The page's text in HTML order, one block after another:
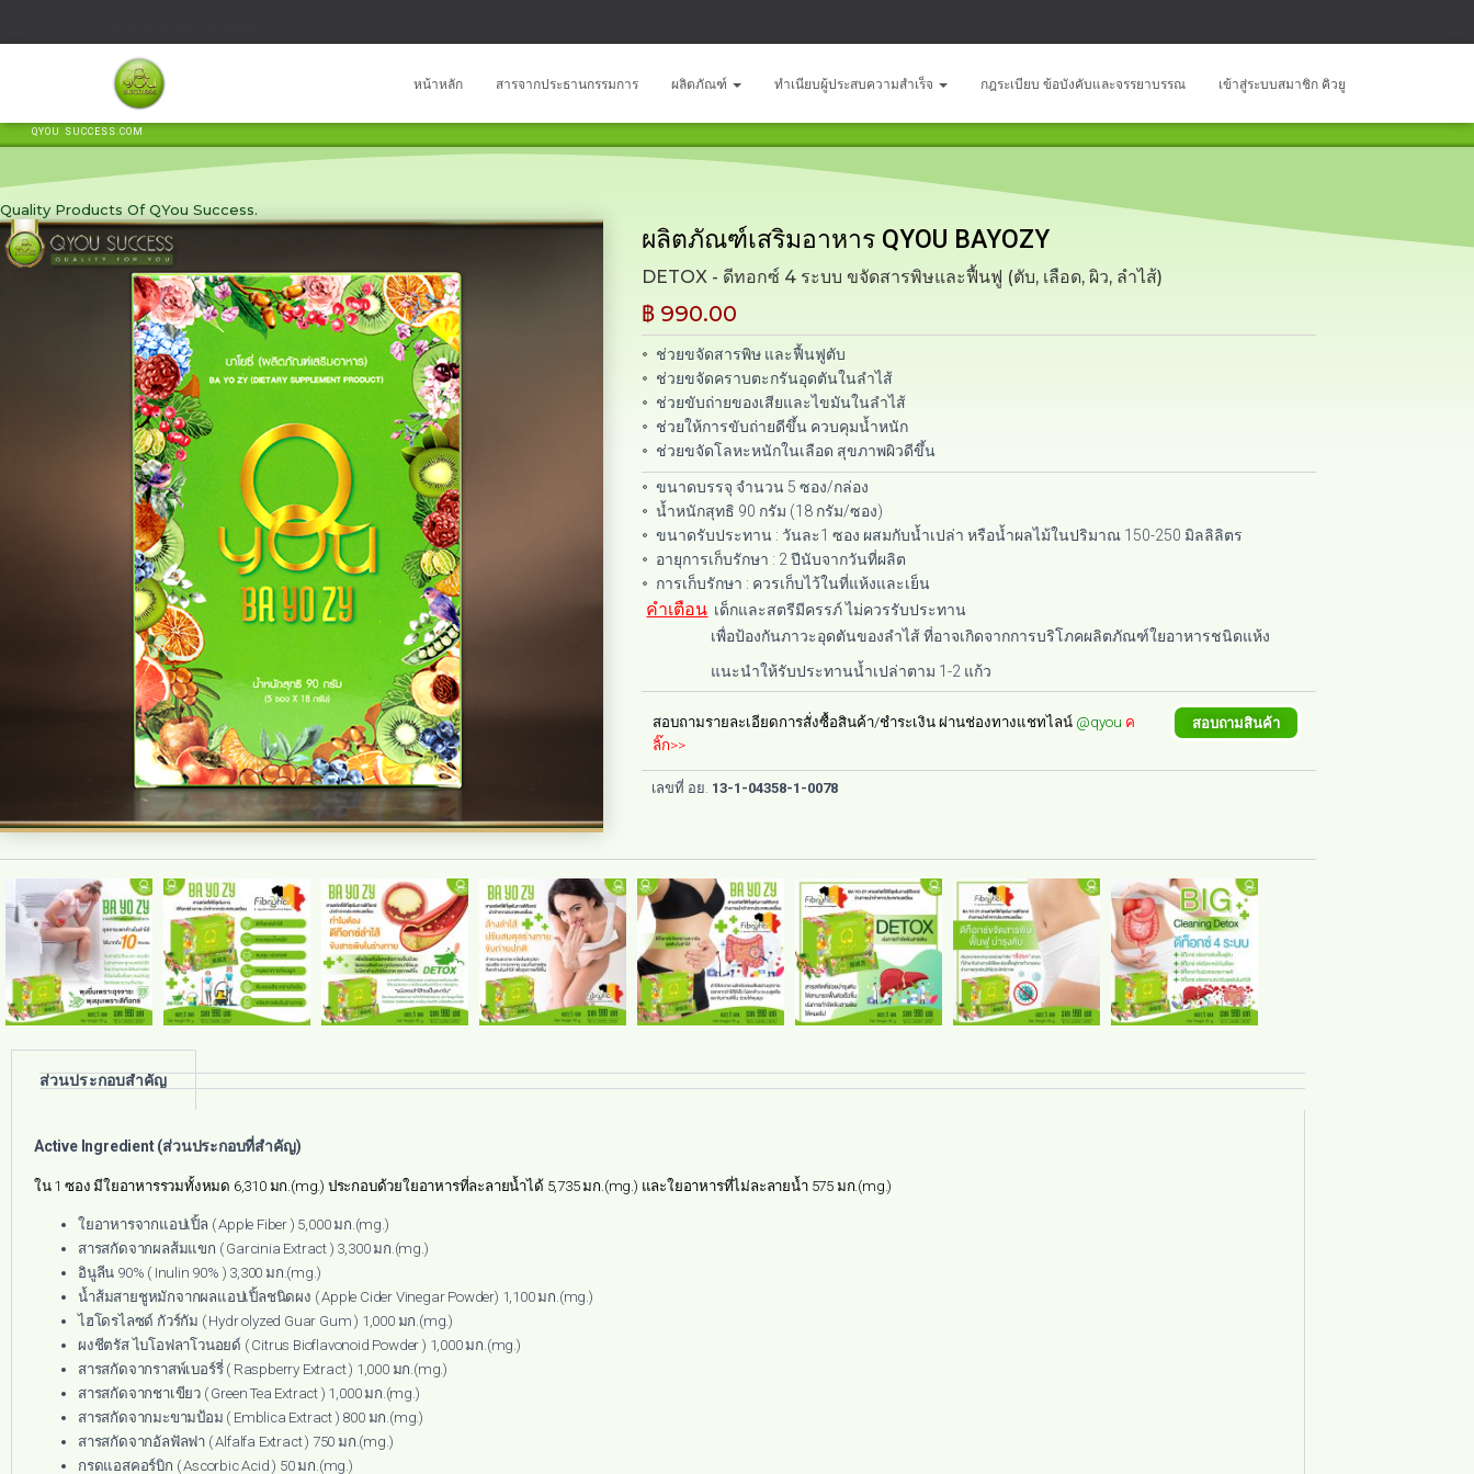
หน้าหลัก สารจากประธานกรรมการ ผลิตภัณฑ์ ทำเนียบผู้ประสบความสำเร็จ กฎระเบียบ ข้อบังคับและจรรยาบรรณ เข้าสู่ระบบสมาชิก คิวยู
QYOU SUCCESS.COM
Quality Products Of QYou Success.
ผลิตภัณฑ์เสริมอาหาร QYOU BAYOZY
DETOX - ดีทอกซ์ 4 ระบบ ขจัดสารพิษและฟื้นฟู (ตับ, เลือด, ผิว, ลำไส้)
฿ 990.00
ช่วยขจัดสารพิษ และฟื้นฟูตับ
ช่วยขจัดคราบตะกรันอุดตันในลำไส้
ช่วยขับถ่ายของเสียและไขมันในลำไส้
ช่วยให้การขับถ่ายดีขึ้น ควบคุมน้ำหนัก
ช่วยขจัดโลหะหนักในเลือด สุขภาพผิวดีขึ้น
ขนาดบรรจุ จำนวน 5 ซอง/กล่อง
น้ำหนักสุทธิ 90 กรัม (18 กรัม/ซอง)
ขนาดรับประทาน : วันละ1 ซอง ผสมกับน้ำเปล่า หรือน้ำผลไม้ในปริมาณ 150-250 มิลลิลิตร
อายุการเก็บรักษา : 2 ปีนับจากวันที่ผลิต
การเก็บรักษา : ควรเก็บไว้ในที่แห้งและเย็น
คำเตือน เด็กและสตรีมีครรภ์ ไม่ควรรับประทาน
เพื่อป้องกันภาวะอุดตันของลำไส้ ที่อาจเกิดจากการบริโภคผลิตภัณฑ์ใยอาหารชนิดแห้ง
แนะนำให้รับประทานน้ำเปล่าตาม 1-2 แก้ว
สอบถามรายละเอียดการสั่งซื้อสินค้า/ชำระเงิน ผ่านช่องทางแชทไลน์ @qyou ค
ลิ๊ก>>
สอบถามสินค้า
เลขที่ อย. 13-1-04358-1-0078
ส่วนประกอบสำคัญ
Active Ingredient (ส่วนประกอบที่สำคัญ)
ใน 1 ซอง มีใยอาหารรวมทั้งหมด 6,310 มก.(mg.) ประกอบด้วยใยอาหารที่ละลายน้ำได้ 5,735 มก.(mg.) และใยอาหารที่ไม่ละลายน้ำ 575 มก.(mg.)
ใยอาหารจากแอปเปิ้ล ( Apple Fiber ) 5,000 มก.(mg.)
สารสกัดจากผลส้มแขก ( Garcinia Extract ) 3,300 มก.(mg.)
อินูลีน 90% ( Inulin 90% ) 3,300 มก.(mg.)
น้ำส้มสายชูหมักจากผลแอปเปิ้ลชนิดผง ( Apple Cider Vinegar Powder) 1,100 มก.(mg.)
ไฮโดรไลซด์ กัวร์กัม ( Hydr olyzed Guar Gum ) 1,000 มก.(mg.)
ผงชีตรัส ไบโอฟลาโวนอยด์ ( Citrus Bioflavonoid Powder ) 1,000 มก.(mg.)
สารสกัดจากราสพ์เบอร์รี่ ( Raspberry Extract ) 1,000 มก.(mg.)
สารสกัดจากชาเขียว ( Green Tea Extract ) 1,000 มก.(mg.)
สารสกัดจากมะขามป้อม ( Emblica Extract ) 800 มก.(mg.)
สารสกัดจากอัลฟัลฟา ( Alfalfa Extract ) 750 มก.(mg.)
กรดแอสคอร์บิก ( Ascorbic Acid ) 50 มก.(mg.)